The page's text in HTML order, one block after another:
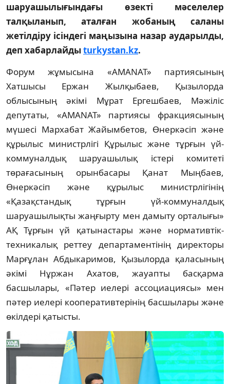
шаруашылығындағы өзекті мәселелер
талқыланып, аталған жобаның саланы
жетілдіру ісіндегі маңызына назар аударылды,
деп хабарлайдыturkystan.kz.
Форум жұмысына «AMANAT» партиясының
Хатшысы Ержан Жылқыбаев, Қызылорда
облысының әкімі Мұрат Ергешбаев, Мәжіліс
депутаты, «AMANAT» партиясы фракциясының
мүшесі Мархабат Жайымбетов, Өнеркәсіп және
құрылыс министрлігі Құрылыс және тұрғын үй-
коммуналдық шаруашылық істері комитеті
төрағасының орынбасары Қанат Мыңбаев,
Өнеркәсіп және құрылыс министрлігінің
«Қазақстандық тұрғын үй-коммуналдық
шаруашылықты жаңғырту мен дамыту орталығы»
АҚ Тұрғын үй қатынастары және нормативтік-
техникалық реттеу департаментінің директоры
Марғұлан Абдыкаримов, Қызылорда қаласының
әкімі Нұржан Ахатов, жауапты басқарма
басшылары, «Пәтер иелері ассоциациясы» мен
пәтер иелері кооперативтерінің басшылары және
өкілдері қатысты.